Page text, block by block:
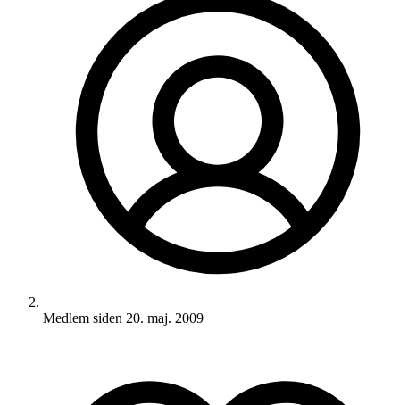
Medlem siden 20. maj. 2009